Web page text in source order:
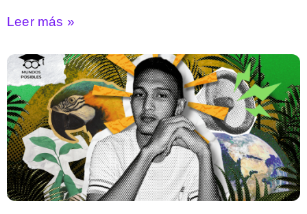
Leer más »